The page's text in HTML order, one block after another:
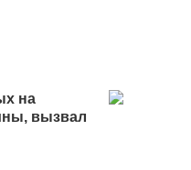
на
вызвал